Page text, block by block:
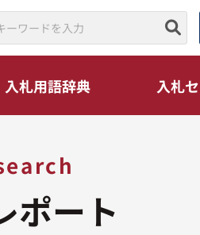
入札用語辞典 入札
ポート